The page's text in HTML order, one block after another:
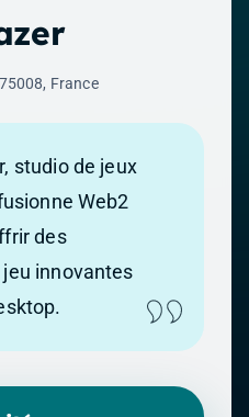
France
studio de jeux
Web2
des
innovantes